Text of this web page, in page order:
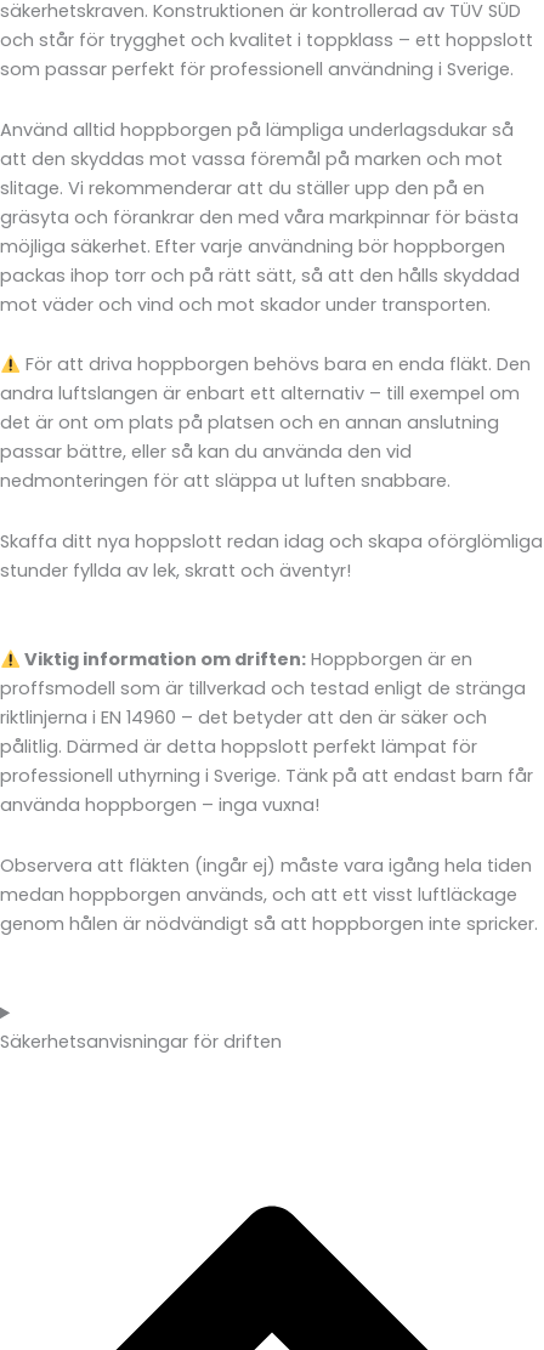
säkerhetskraven. Konstruktionen är kontrollerad av TÜV SÜD
och står för trygghet och kvalitet i toppklass – ett hoppslott
som passar perfekt för professionell användning i Sverige.
Använd alltid hoppborgen på lämpliga underlagsdukar så
att den skyddas mot vassa föremål på marken och mot
slitage. Vi rekommenderar att du ställer upp den på en
gräsyta och förankrar den med våra markpinnar för bästa
möjliga säkerhet. Efter varje användning bör hoppborgen
packas ihop torr och på rätt sätt, så att den hålls skyddad
mot väder och vind och mot skador under transporten.
För att driva hoppborgen behövs bara en enda fläkt. Den
andra luftslangen är enbart ett alternativ – till exempel om
det är ont om plats på platsen och en annan anslutning
passar bättre, eller så kan du använda den vid
nedmonteringen för att släppa ut luften snabbare.
Skaffa ditt nya hoppslott redan idag och skapa oförglömliga
stunder fyllda av lek, skratt och äventyr!
Viktig information om driften:Hoppborgen är en
proffsmodell som är tillverkad och testad enligt de stränga
riktlinjerna i EN 14960 – det betyder att den är säker och
pålitlig. Därmed är detta hoppslott perfekt lämpat för
professionell uthyrning i Sverige. Tänk på att endast barn får
använda hoppborgen – inga vuxna!
Observera att fläkten (ingår ej) måste vara igång hela tiden
medan hoppborgen används, och att ett visst luftläckage
genom hålen är nödvändigt så att hoppborgen inte spricker.
Säkerhetsanvisningar för driften